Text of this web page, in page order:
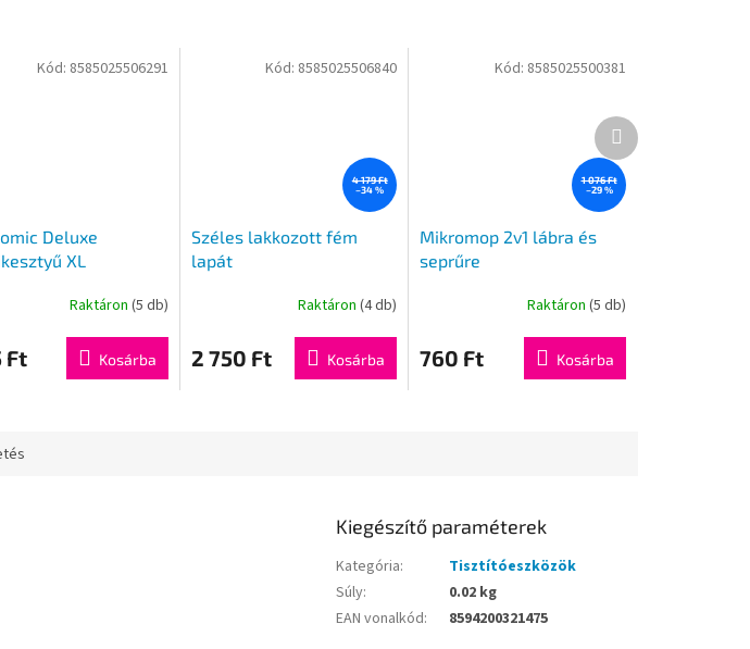
Deluxe
XL
Raktáron (5 db)
Ft Kosárba
Kód: 8585025506291
4 179 Ft
–34 %
Széles lakkozott fém
lapát
Raktáron(4 db)
2 750 Ft Kosárba
Kód: 8585025506840
1 076 Ft
–29 %
Mikromop 2v1 lábra és
seprűre
Raktáron (5 db)
760 Ft Kosárba
Kód: 8585025500381
Következő
termék
Kiegészítő paraméterek
Kategória:
Tisztítóeszközök
Súly:
0.02 kg
EAN vonalkód: 8594200321475